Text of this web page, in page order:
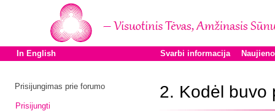
In English Svarbi informacija
Prisijungimas prie forumo
Prisijungti
2. Kodėl buvo